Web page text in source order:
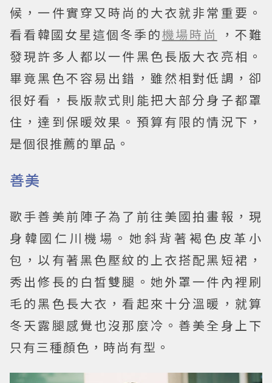
候，一件實穿又時尚的大衣就非常重要。
看看韓國女星這個冬季的機場時尚
，不難
發現許多人都以一件黑色長版大衣亮相。
畢竟黑色不容易出錯，雖然相對低調，卻
很好看，長版款式則能把大部分身子都罩
住，達到保暖效果。預算有限的情況下，
是個很推薦的單品。
善美
歌手善美前陣子為了前往美國拍畫報，現
身韓國仁川機場。她斜背著褐色皮革小
包，以有著黑色壓紋的上衣搭配黑短裙，
秀出修長的白皙雙腿。她外罩一件內裡刷
毛的黑色長大衣，看起來十分溫暖，就算
冬天露腿感覺也沒那麼冷。善美全身上下
只有三種顏色，時尚有型。